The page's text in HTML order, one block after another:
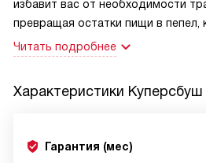
избавит вас от необходимости
превращая остатки пищи в пепел,
Читать подробнее
Характеристики Куперсбуш
Гарантия (мес)